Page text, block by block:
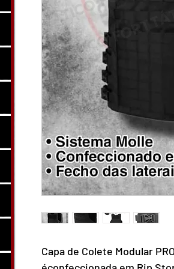
Capa de Colete Modular